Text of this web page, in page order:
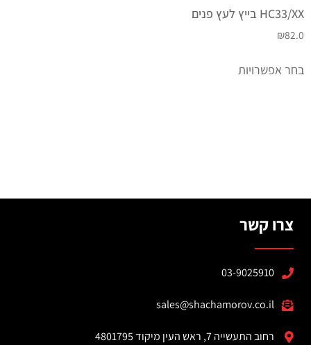
HC33/XX בייץ לעץ פנים
₪82.0
בחר אפשרויות
צרו קשר
03-9025910
sales@shachamorov.co.il
רחוב התעשייה 7, ראש העין מיקוד 4801795